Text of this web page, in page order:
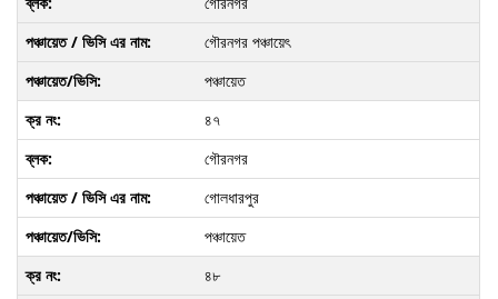
গৌরনগর পঞ্চায়েৎ
পঞ্চায়েত
৪৭
গৌরনগর
গোলধারপুর
পঞ্চায়েত
৪৮